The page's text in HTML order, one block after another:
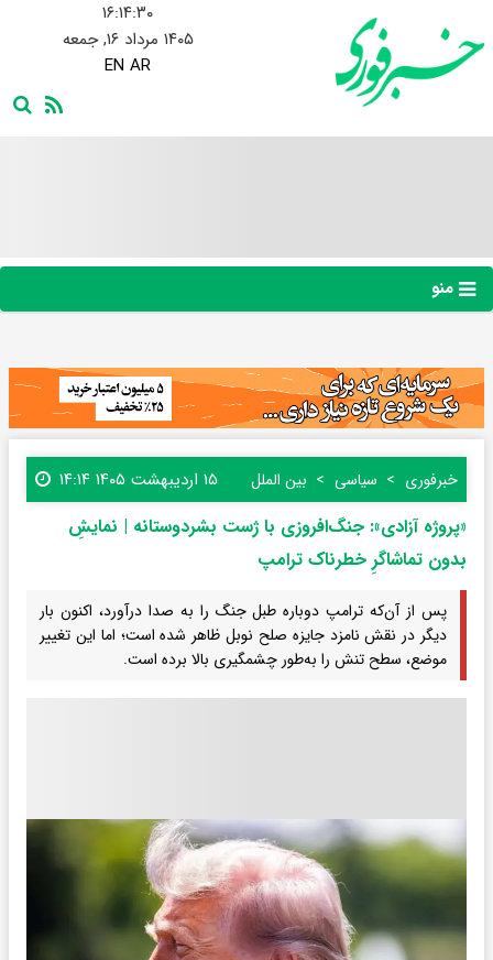
۱۶:۱۴:۳۲
۱۴۰۵ مرداد ۱۶, جمعه
EN AR
منو
خبرفوری سیاسی بین الملل ۱۵ اردیبهشت ۱۴۰۵ ۱۴:۱۴
«پروژه آزادی»: جنگ‌افروزی با ژست بشردوستانه | نمایشِ
بدون تماشاگرِ خطرناک ترامپ
پس از آن‌که ترامپ دوباره طبل جنگ را به صدا درآورد، اکنون بار
دیگر در نقش نامزد جایزه صلح نوبل ظاهر شده است؛ اما این تغییر
موضع، سطح تنش را به‌طور چشمگیری بالا برده است.